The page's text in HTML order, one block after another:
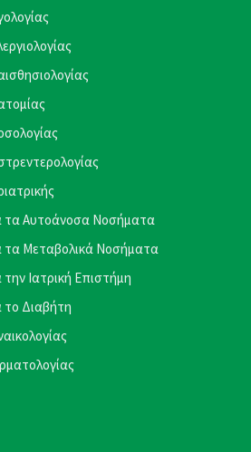
τα Αυτοάνοσα Νοσήματα
τα Μεταβολικά Νοσήματα
την Ιατρική Επιστήμη
το Διαβήτη